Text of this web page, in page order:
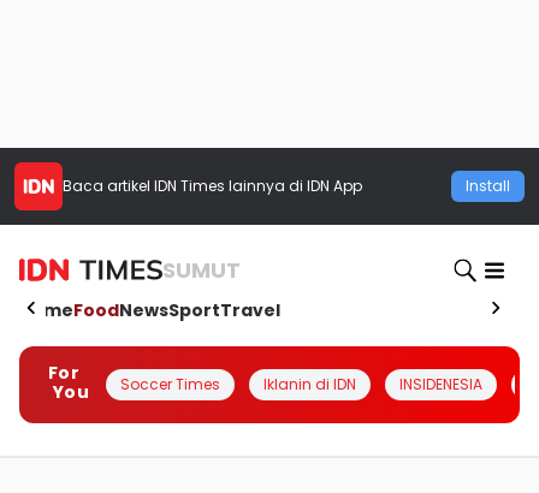
Baca artikel IDN Times lainnya di IDN App Install
SUMUT
HomeFoodNewsSportTravel
For
You
Soccer Times Iklanin di IDN INSIDENESIA